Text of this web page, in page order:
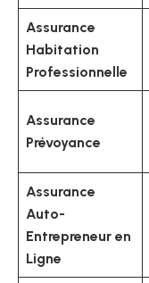
Assurance
Habitation
Professionnelle
Assurance
Prévoyance
Assurance
Auto-
Entrepreneur en
Ligne